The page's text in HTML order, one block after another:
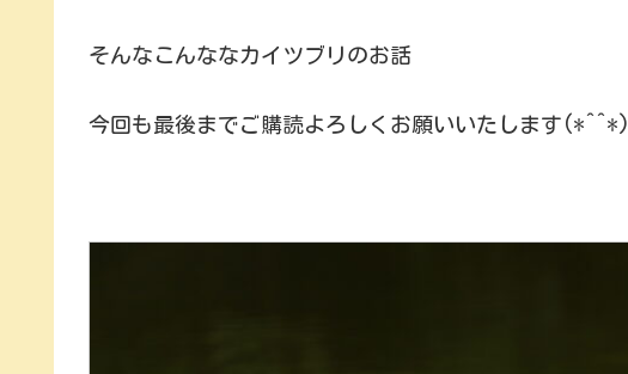
そんなこんななカイツブリのお話
今回も最後までご購読よろしくお願いいたします(*^^*)